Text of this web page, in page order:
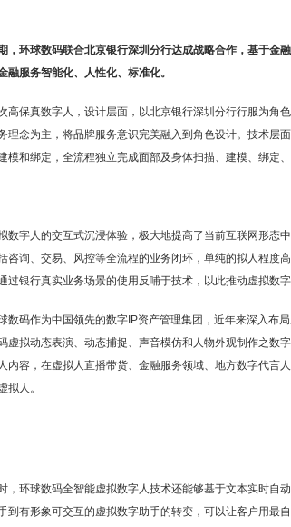
，环球数码联合北京银行深圳分行达成战略合作，基于金
融服务智能化、人性化、标准化。
高保真数字人，设计层面，以北京银行深圳分行行服为角
理念为主，将品牌服务意识完美融入到角色设计。技术层
模和绑定，全流程独立完成面部及身体扫描、建模、绑定
数字人的交互式沉浸体验，极大地提高了当前互联网形态
咨询、交易、风控等全流程的业务闭环，单纯的拟人程度
过银行真实业务场景的使用反哺于技术，以此推动虚拟数字
数码作为中国领先的数字IP资产管理集团，近年来深入布
虚拟动态表演、动态捕捉、声音模仿和人物外观制作之数
内容，在虚拟人直播带货、金融服务领域、地方数字代言
拟人。
，环球数码全智能虚拟数字人技术还能够基于文本实时自
到有形象可交互的虚拟数字助手的转变，可以让客户用最